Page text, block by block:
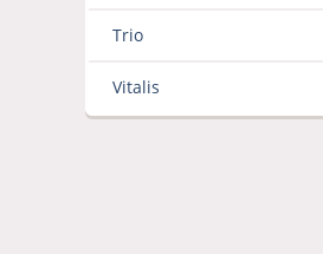
Trio
Vitalis